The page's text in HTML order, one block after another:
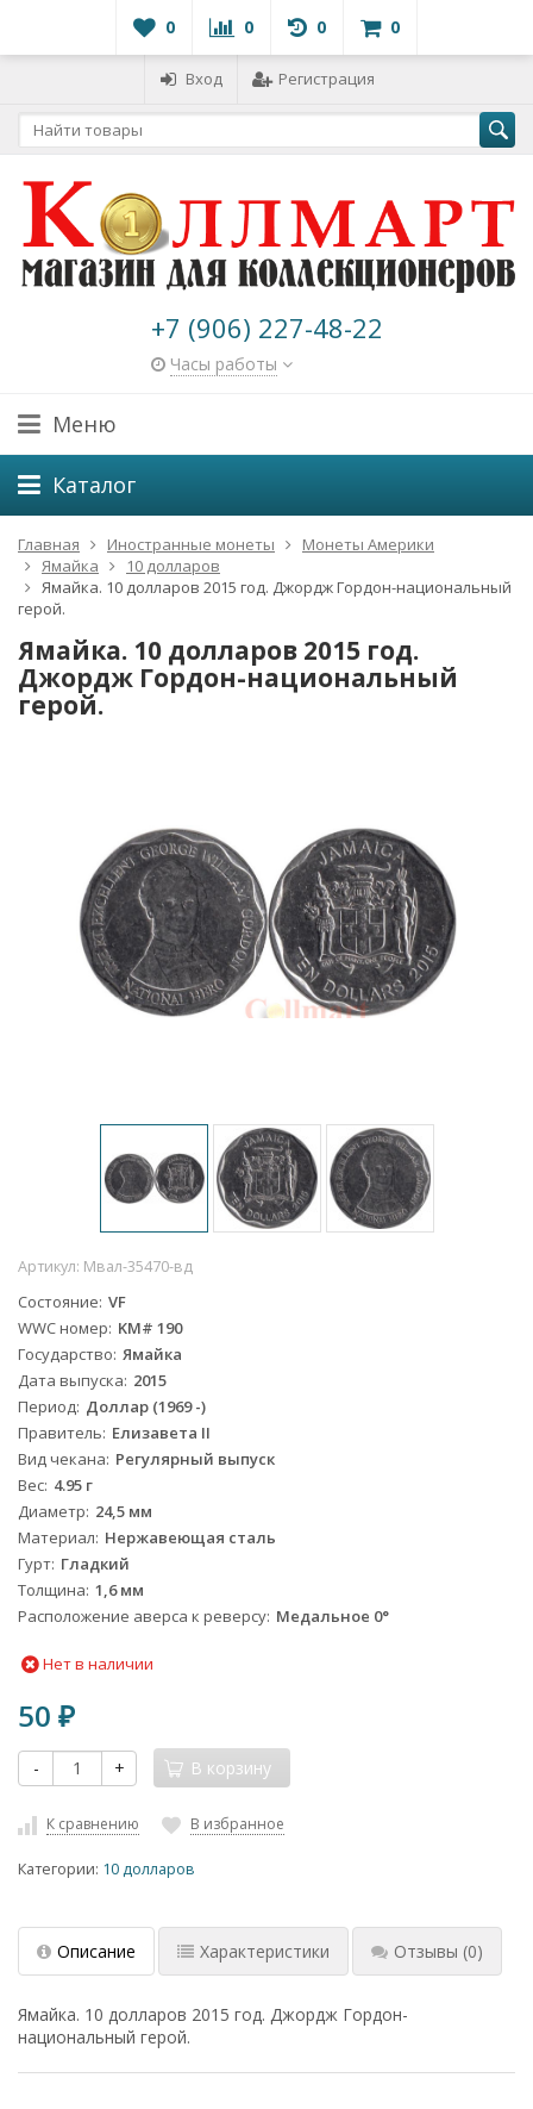
0 0 0 0
Вход Регистрация
+7 (906) 227-48-22
Часы работы
Меню
Каталог
Главная Иностранные монеты
Монеты Америки
Ямайка
10 долларов
Ямайка. 10 долларов 2015 год. Джордж Гордон-национальный
герой.
Ямайка. 10 долларов 2015 год.
Джордж Гордон-национальный
герой.
Артикул: Мвал-35470-вд
Состояние VF
WWC номер KM# 190
Государство Ямайка
Дата выпуска 2015
Период Доллар (1969 -)
Правитель Елизавета II
Вид чекана Регулярный выпуск
Вес 4.95 г
Диаметр 24,5 мм
Материал Нержавеющая сталь
Гурт Гладкий
Толщина 1,6 мм
Расположение аверса к реверсу Медальное 0°
Нет в наличии
50 ₽
- + В корзину
К сравнению В избранное
Категории: 10 долларов
Описание Характеристики Отзывы (0)
Ямайка. 10 долларов 2015 год. Джордж Гордон-
национальный герой.